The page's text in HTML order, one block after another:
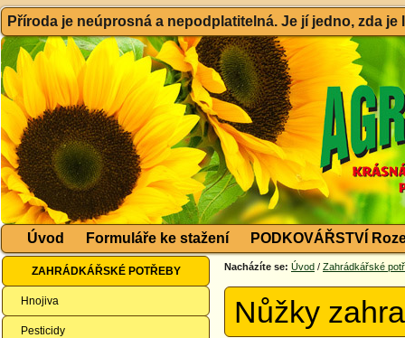
Příroda je neúprosná a nepodplatitelná. Je jí jedno, zda
Úvod Formuláře ke stažení PODKOVÁŘSTVÍ
ZAHRÁDKÁŘSKÉ POTŘEBY
Hnojiva
Pesticidy
Nacházíte se: Úvod / Zahrádkářské
Nůžky